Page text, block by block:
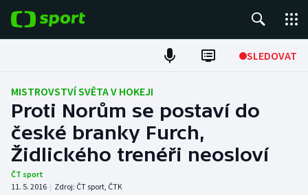
SLEDOVAT
Fotbal
Hokej
Tenis
Atletika
MISTROVSTVÍ SVĚTA V HOKEJI
Proti Norům se postaví do
české branky Furch,
Židlického trenéři neosloví
ČT sport
11. 5. 2016 | Zdroj: ČT sport, ČTK